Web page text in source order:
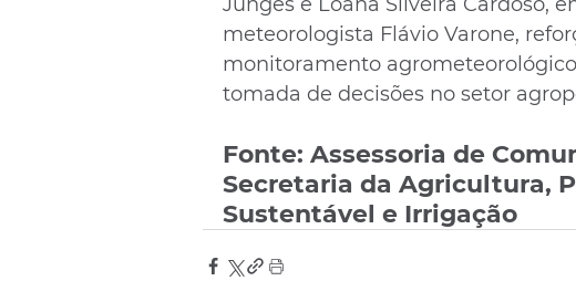
meteorologista Flávio Varone,
monitoramento
tomada de decisões no setor
Fonte: Assessoria de
Secretaria da Agricultura,
Sustentável e Irrigação